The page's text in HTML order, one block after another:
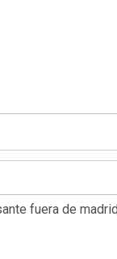
fuera de